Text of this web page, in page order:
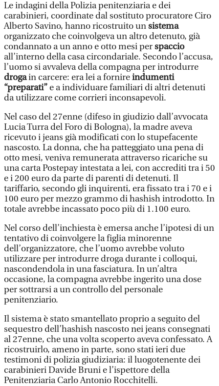
Le indagini della Polizia penitenziaria e dei
carabinieri, coordinate dal sostituto procuratore Ciro
Alberto Savino, hanno ricostruito unsistema
organizzato che coinvolgeva un altro detenuto, già
condannato a un anno e otto mesi perspaccio
all’interno della casa circondariale. Secondo l’accusa,
l’uomo si avvaleva della compagna per introdurre
drogain carcere: era lei a fornireindumenti
“preparati” e a individuare familiari di altri detenuti
da utilizzare come corrieri inconsapevoli.
Nel caso del 27enne (difeso in giudizio dall’avvocata
Lucia Turra del Foro di Bologna), la madre aveva
ricevuto i jeans già modificati con lo stupefacente
nascosto. La donna, che ha patteggiato una pena di
otto mesi, veniva remunerata attraverso ricariche su
una carta Postepay intestata a lei, con accrediti tra i 50
e i 200 euro da parte di parenti di detenuti. Il
tariffario, secondo gli inquirenti, era fissato tra i 70 e i
100 euro per mezzo grammo di hashish introdotto. In
totale avrebbe incassato poco più di 1.100 euro.
Nel corso dell’inchiesta è emersa anche l’ipotesi di un
tentativo di coinvolgere la figlia minorenne
dell’organizzatore, che l’uomo avrebbe voluto
utilizzare per introdurre droga durante i colloqui,
nascondendola in una fasciatura. In un’altra
occasione, la compagna avrebbe ingerito una dose
per sottrarsi a un controllo del personale
penitenziario.
Il sistema è stato smantellato proprio a seguito del
sequestro dell’hashish nascosto nei jeans consegnati
al 27enne, che una volta scoperto aveva confessato. A
ricostruirlo, ameno in parte, sono stati ieri due
testimoni di polizia giudiziaria: il luogotenente dei
carabinieri Davide Bruni e l’ispettore della
Penitenziaria Carlo Antonio Rocchitelli.